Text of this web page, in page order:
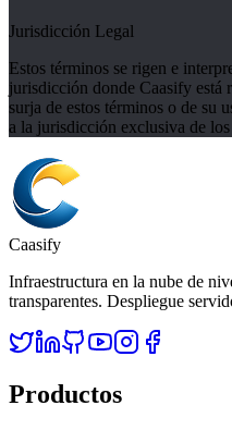
Jurisdicción Legal
Estos términos se rigen e
jurisdicción donde Caasify está
surja de estos términos o de su
a la jurisdicción exclusiva de
Caasify
Infraestructura en la nube de
transparentes. Despliegue
Productos